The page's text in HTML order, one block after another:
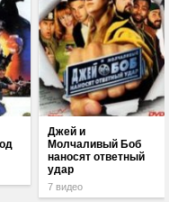
Джей и
Молчаливый Боб
наносят ответный
удар
7 видео